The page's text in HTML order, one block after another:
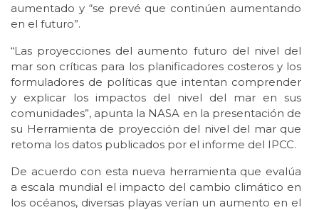
aumentado y “se prevé que continúen aumentando
en el futuro”.
“Las proyecciones del aumento futuro del nivel del
mar son críticas para los planificadores costeros y los
formuladores de políticas que intentan comprender
y explicar los impactos del nivel del mar en sus
comunidades”, apunta la NASA en la presentación de
su Herramienta de proyección del nivel del mar que
retoma los datos publicados por el informe del IPCC.
De acuerdo con esta nueva herramienta que evalúa
a escala mundial el impacto del cambio climático en
los océanos, diversas playas verían un aumento en el